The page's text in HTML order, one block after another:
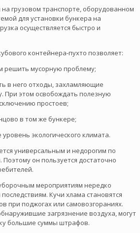
грузовом транспорте, оборудованном
для установки бункера на
осуществляется быстро и
контейнера-пухто позволяет:
решить мусорную проблему;
в него отходы, захламляющие
При этом освобождать полезную
простоев;
в том же бункере;
экологического климата.
универсальным и недорогим по
он пользуется достаточно
мероприятиям нередко
Кучи хлама становятся
при поджогах или самовозгораниях.
загрязнение воздуха, могут
большие суммы штрафов.